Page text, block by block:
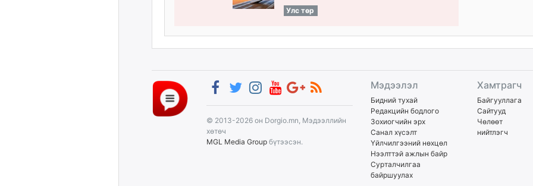
Улс төр
© 2013-2026 он Dorgio.mn, Мэдээллийн
хөтөч
MGL Media Groupбүтээсэн.
Мэдээлэл
Бидний тухай
Редакцийн бодлого
Зохиогчийн эрх
Санал хүсэлт
Үйлчилгээний нөхцөл
Нээлттэй ажлын байр
Сурталчилгаа
байршуулах
Хамтрагч
Байгууллага
Сайтууд
Чөлөөт
нийтлэгч